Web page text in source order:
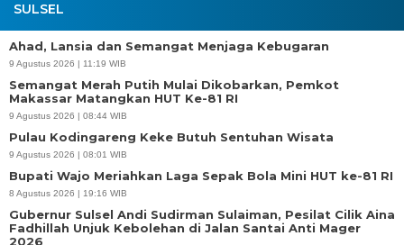
SULSEL
Ahad, Lansia dan Semangat Menjaga Kebugaran
9 Agustus 2026 | 11:19 WIB
Semangat Merah Putih Mulai Dikobarkan, Pemkot
Makassar Matangkan HUT Ke-81 RI
9 Agustus 2026 | 08:44 WIB
Pulau Kodingareng Keke Butuh Sentuhan Wisata
9 Agustus 2026 | 08:01 WIB
Bupati Wajo Meriahkan Laga Sepak Bola Mini HUT ke-81 RI
8 Agustus 2026 | 19:16 WIB
Gubernur Sulsel Andi Sudirman Sulaiman, Pesilat Cilik Aina
Fadhillah Unjuk Kebolehan di Jalan Santai Anti Mager
2026